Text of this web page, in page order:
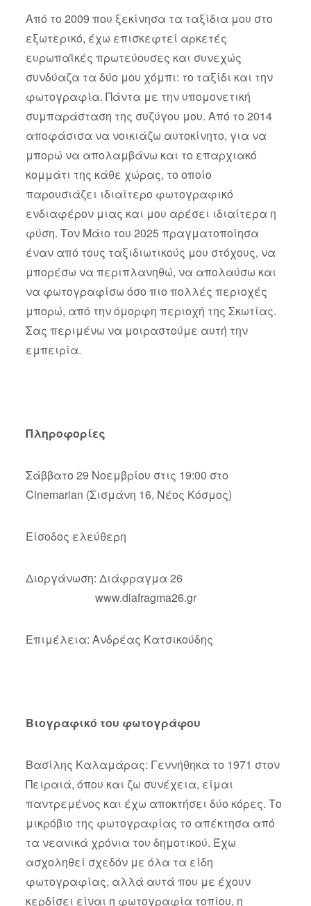
Από το 2009 που ξεκίνησα τα ταξίδια μου στο
εξωτερικό, έχω επισκεφτεί αρκετές
ευρωπαϊκές πρωτεύουσες και συνεχώς
συνδύαζα τα δύο μου χόμπι: το ταξίδι και την
φωτογραφία. Πάντα με την υπομονετική
συμπαράσταση της συζύγου μου. Από το 2014
αποφάσισα να νοικιάζω αυτοκίνητο, για να
μπορώ να απολαμβάνω και το επαρχιακό
κομμάτι της κάθε χώρας, το οποίο
παρουσιάζει ιδιαίτερο φωτογραφικό
ενδιαφέρον μιας και μου αρέσει ιδιαίτερα η
φύση. Τον Μάιο του 2025 πραγματοποίησα
έναν από τους ταξιδιωτικούς μου στόχους, να
μπορέσω να περιπλανηθώ, να απολαύσω και
να φωτογραφίσω όσο πιο πολλές περιοχές
μπορώ, από την όμορφη περιοχή της Σκωτίας.
Σας περιμένω να μοιραστούμε αυτή την
εμπειρία.
Πληροφορίες
Σάββατο 29 Νοεμβρίου στις 19:00 στο
Cinemarian (Σισμάνη 16, Νέος Κόσμος)
Είσοδος ελεύθερη
Διοργάνωση: Διάφραγμα 26
www.diafragma26.gr
Επιμέλεια: Ανδρέας Κατσικούδης
Βιογραφικό του φωτογράφου
Βασίλης Καλαμάρας: Γεννήθηκα το 1971 στον
Πειραιά, όπου και ζω συνέχεια, είμαι
παντρεμένος και έχω αποκτήσει δύο κόρες. Το
μικρόβιο της φωτογραφίας το απέκτησα από
τα νεανικά χρόνια του δημοτικού. Έχω
ασχοληθεί σχεδόν με όλα τα είδη
φωτογραφίας, αλλά αυτά που με έχουν
κερδίσει είναι η φωτογραφία τοπίου, η